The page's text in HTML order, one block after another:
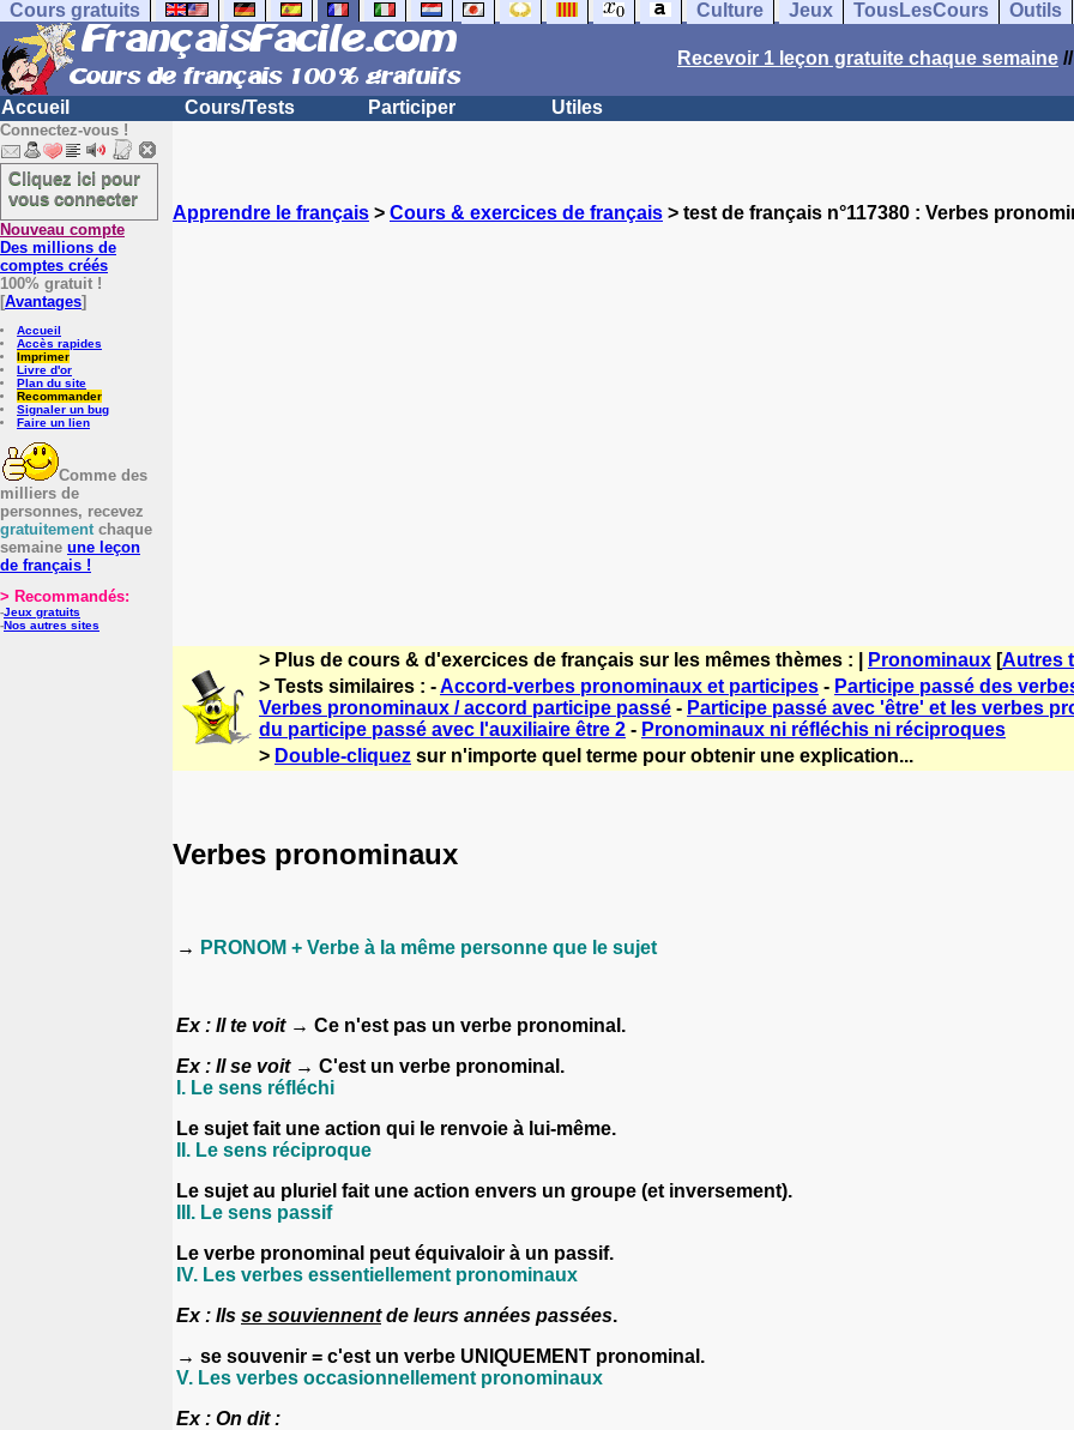
Cours gratuits Culture Jeux TousLesCours Outils
Recevoir 1 leçon gratuite chaque semaine
Accueil Cours/Tests Participer Utiles
Connectez-vous !
Cliquez ici pour
vous connecter
Nouveau compte
Des millions de
comptes créés
100% gratuit !
[Avantages]
Accueil
Accès rapides
Imprimer
Livre d'or
Plan du site
Recommander
Signaler un bug
Faire un lien
Comme des
milliers de
personnes, recevez
gratuitementchaque
semaine une leçon
de français !
> Recommandés:
-Jeux gratuits
-Nos autres sites
Apprendre le français > Cours & exercices de français > test de français n°117380 : Verbes
> Plus de cours & d'exercices de français sur les mêmes thèmes : | Pronominaux [Autres
> Tests similaires : -Accord-verbes pronominaux et participes - Participe passé des
Verbes pronominaux / accord participe passé - Participe passé avec 'être' et les verbes
du participe passé avec l'auxiliaire être 2 - Pronominaux ni réfléchis ni réciproques
> Double-cliquez sur n'importe quel terme pour obtenir une explication...
Verbes pronominaux
→ PRONOM + Verbe à la même personne que le sujet
Ex : Il te voit→ Ce n'est pas un verbe pronominal.
Ex : Il se voit→ C'est un verbe pronominal.
I. Le sens réfléchi
Le sujet fait une action qui le renvoie à lui-même.
II. Le sens réciproque
Le sujet au pluriel fait une action envers un groupe (et inversement).
III. Le sens passif
Le verbe pronominal peut équivaloir à un passif.
IV. Les verbes essentiellement pronominaux
Ex : Ils se souviennentde leurs années passées.
→ se souvenir = c'est un verbe UNIQUEMENT pronominal.
V. Les verbes occasionnellement pronominaux
Ex : On dit :